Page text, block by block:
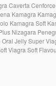
Caverta
Kamagra
Kamagra Soft
Nizagara
Jelly Super
Viagra Soft